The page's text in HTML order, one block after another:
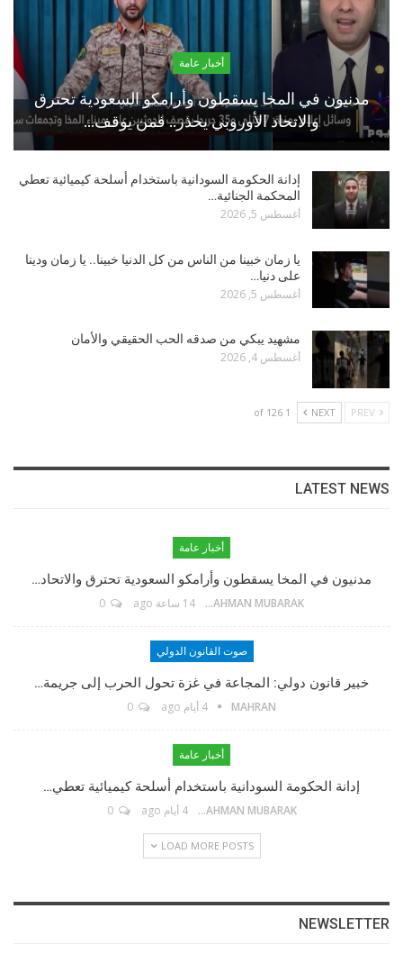
أخبار عامة
مدنيون في المخا يسقطون وأرامكو السعودية تحترق
والاتحاد الأوروبي يحذر.. فمن يوقف…
إدانة الحكومة السودانية باستخدام أسلحة كيميائية تعطي
المحكمة الجنائية…
أغسطس 5, 2026
يا زمان خبينا من الناس من كل الدنيا خبينا.. يا زمان ودينا
على دنيا…
أغسطس 5, 2026
مشهيد يبكي من صدقه الحب الحقيقي والأمان
أغسطس 4, 2026
NEXT
1 of 126
LATEST NEWS
أخبار عامة
مدنيون في المخا يسقطون وأرامكو السعودية تحترق والاتحاد…
ABDELRAHMAN MUBARAK 14 ساعة ago
صوت القانون الدولي
خبير قانون دولي: المجاعة في غزة تحول الحرب إلى جريمة…
MAHRAN 4 أيام ago
أخبار عامة
إدانة الحكومة السودانية باستخدام أسلحة كيميائية تعطي…
ABDELRAHMAN MUBARAK 4 أيام ago 0
LOAD MORE POSTS
NEWSLETTER
Twitter
Instagram
البريد الإلكتروني